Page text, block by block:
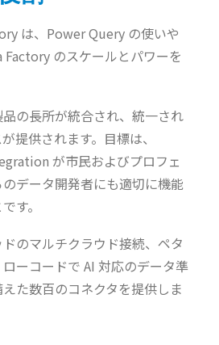
は、Power Query の使いや
Factory のスケールとパワーを
の長所が統合され、統一され
提供されます。目標は、
が市民およびプロフェ
データ開発者にも適切に機能
す。
のマルチクラウド接続、ペタ
ーコードで AI 対応のデータ準
た数百のコネクタを提供しま